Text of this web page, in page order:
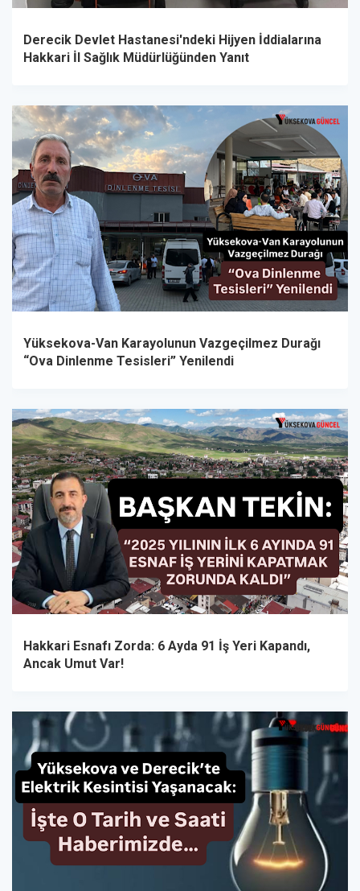
Derecik Devlet Hastanesi'ndeki Hijyen İddialarına
Hakkari İl Sağlık Müdürlüğünden Yanıt
Yüksekova-Van Karayolunun Vazgeçilmez Durağı
“Ova Dinlenme Tesisleri” Yenilendi
Hakkari Esnafı Zorda: 6 Ayda 91 İş Yeri Kapandı,
Ancak Umut Var!